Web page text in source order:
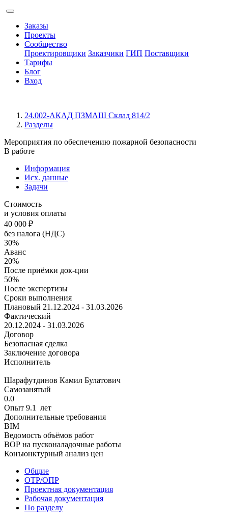
Заказы
Проекты
Сообщество
Проектировщики Заказчики ГИП Поставщики
Тарифы
Блог
Вход
24.002-АКАД ПЗМАШ Склад 814/2
Разделы
Мероприятия по обеспечению пожарной безопасности
В работе
Информация
Исх. данные
Задачи
Стоимость
и условия оплаты
40 000 ₽
без налога (НДС)
30%
Аванс
20%
После приёмки док-ции
50%
После экспертизы
Сроки выполнения
Плановый 21.12.2024 - 31.03.2026
Фактический
20.12.2024 - 31.03.2026
Договор
Безопасная сделка
Заключение договора
Исполнитель
Шарафутдинов Камил Булатович
Самозанятый
0.0
Опыт 9.1 лет
Дополнительные требования
BIM
Ведомость объёмов работ
ВОР на пусконаладочные работы
Конъюнктурный анализ цен
Общие
ОТР/ОПР
Проектная документация
Рабочая документация
По разделу